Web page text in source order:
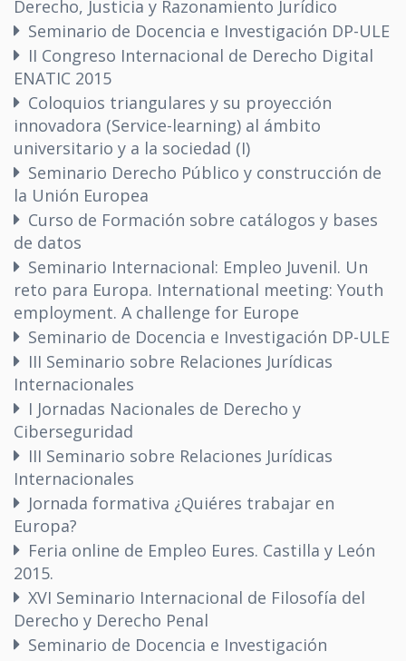
Derecho, Justicia y Razonamiento Jurídico
Seminario de Docencia e Investigación DP-ULE
II Congreso Internacional de Derecho Digital
ENATIC 2015
Coloquios triangulares y su proyección
innovadora (Service-learning) al ámbito
universitario y a la sociedad (I)
Seminario Derecho Público y construcción de
la Unión Europea
Curso de Formación sobre catálogos y bases
de datos
Seminario Internacional: Empleo Juvenil. Un
reto para Europa. International meeting: Youth
employment. A challenge for Europe
Seminario de Docencia e Investigación DP-ULE
III Seminario sobre Relaciones Jurídicas
Internacionales
I Jornadas Nacionales de Derecho y
Ciberseguridad
III Seminario sobre Relaciones Jurídicas
Internacionales
Jornada formativa ¿Quiéres trabajar en
Europa?
Feria online de Empleo Eures. Castilla y León
2015.
XVI Seminario Internacional de Filosofía del
Derecho y Derecho Penal
Seminario de Docencia e Investigación